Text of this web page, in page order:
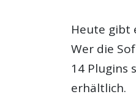
Heute gibt
Wer die
14 Plugins
erhältlich.